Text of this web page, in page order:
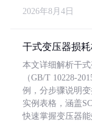
2026年8月4日
干式变压器损
本文详细解析干
（GB/T 10228-
例，分步骤说明
实例表格，涵盖
快速掌握变压器能